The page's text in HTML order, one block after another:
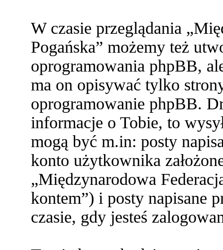
W czasie przeglądania
Pogańska” możemy też
oprogramowania phpBB,
ma on opisywać tylko
oprogramowanie phpBB.
informacje o Tobie, to
mogą być m.in: posty
konto użytkownika
„Międzynarodowa
kontem”) i posty napisane
czasie, gdy jesteś